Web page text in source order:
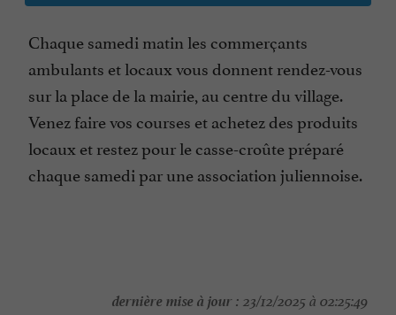
Chaque samedi matin les commerçants
ambulants et locaux vous donnent rendez-vous
sur la place de la mairie, au centre du village.
Venez faire vos courses et achetez des produits
locaux et restez pour le casse-croûte préparé
chaque samedi par une association juliennoise.
dernière mise à jour : 23/12/2025 à 02:25:49